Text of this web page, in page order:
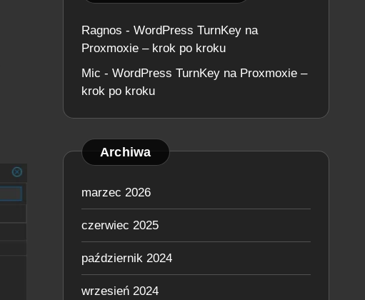
Ragnos - WordPress TurnKey na
Proxmoxie – krok po kroku
Mic - WordPress TurnKey na Proxmoxie –
krok po kroku
Archiwa
marzec 2026
czerwiec 2025
październik 2024
wrzesień 2024